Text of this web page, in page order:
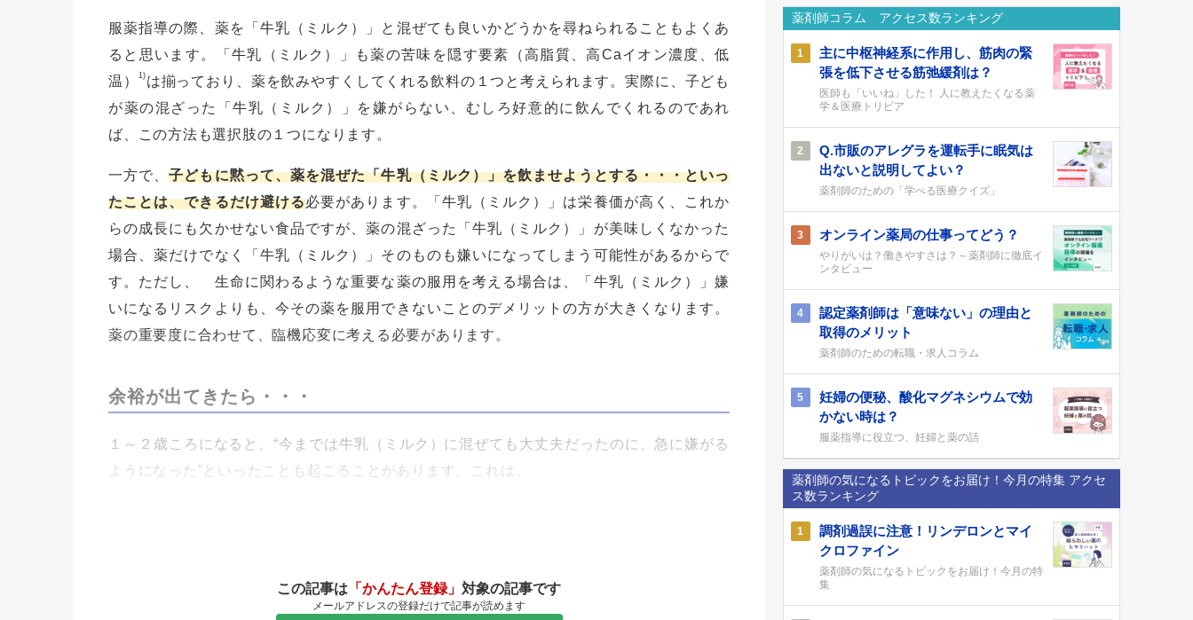
服薬指導の際、薬を「牛乳（ミルク）」と混ぜても良いかどうかを尋ねられることもよくあ
ると思います。「牛乳（ミルク）」も薬の苦味を隠す要素（高脂質、高Caイオン濃度、低
温）
1) は揃っており、薬を飲みやすくしてくれる飲料の１つと考えられます。実際に、子ども
が薬の混ざった「牛乳（ミルク）」を嫌がらない、むしろ好意的に飲んでくれるのであれ
ば、この方法も選択肢の１つになります。
一方で、子どもに黙って、薬を混ぜた「牛乳（ミルク）」を飲ませようとする・・・といっ
たことは、できるだけ避ける必要があります。「牛乳（ミルク）」は栄養価が高く、これか
らの成長にも欠かせない食品ですが、薬の混ざった「牛乳（ミルク）」が美味しくなかった
場合、薬だけでなく「牛乳（ミルク）」そのものも嫌いになってしまう可能性があるからで
す。ただし、 生命に関わるような重要な薬の服用を考える場合は、「牛乳（ミルク）」嫌
いになるリスクよりも、今その薬を服用できないことのデメリットの方が大きくなります。
薬の重要度に合わせて、臨機応変に考える必要があります。
余裕が出てきたら・・・
１～２歳ころになると、“今までは牛乳（ミルク）に混ぜても大丈夫だったのに、急に嫌がる
ようになった”といったことも起こることがあります。これは、
この記事は 「かんたん登録」 対象の記事です
メールアドレスの登録だけで記事が読めます
薬剤師コラム アクセス数ランキング
1
主に中枢神経系に作用し、筋肉の緊
張を低下させる筋弛緩剤は？
医師も「いいね」した！ 人に教えたくなる薬
学＆医療トリビア
2
Q.市販のアレグラを運転手に眠気は
出ないと説明してよい？
薬剤師のための「学べる医療クイズ」
3 オンライン薬局の仕事ってどう？
やりがいは？働きやすさは？～薬剤師に徹底イ
ンタビュー
4
認定薬剤師は「意味ない」の理由と
取得のメリット
薬剤師のための転職・求人コラム
5
妊婦の便秘、酸化マグネシウムで効
かない時は？
服薬指導に役立つ、妊婦と薬の話
薬剤師の気になるトピックをお届け！今月の特集 アクセ
ス数ランキング
1
調剤過誤に注意！リンデロンとマイ
クロファイン
薬剤師の気になるトピックをお届け！今月の特
集